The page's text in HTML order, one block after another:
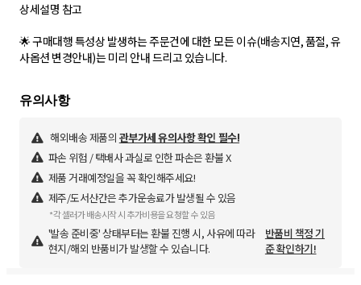
상세설명 참고
🌟 구매대행 특성상 발생하는 주문건에 대한 모든 이슈(배송지연, 품절, 유
사옵션 변경안내)는 미리 안내 드리고 있습니다.
유의사항
해외배송 제품의 관부가세 유의사항 확인 필수!
파손 위험 / 택배사 과실로 인한 파손은 환불 X
제품 거래예정일을 꼭 확인해주세요!
제주/도서산간은 추가운송료가 발생될 수 있음
*각 셀러가 배송시작 시 추가비용을 요청할 수 있음
'발송 준비중' 상태부터는 환불 진행 시, 사유에 따라
현지/해외 반품비가 발생할 수 있습니다.
반품비 책정 기
준 확인하기!